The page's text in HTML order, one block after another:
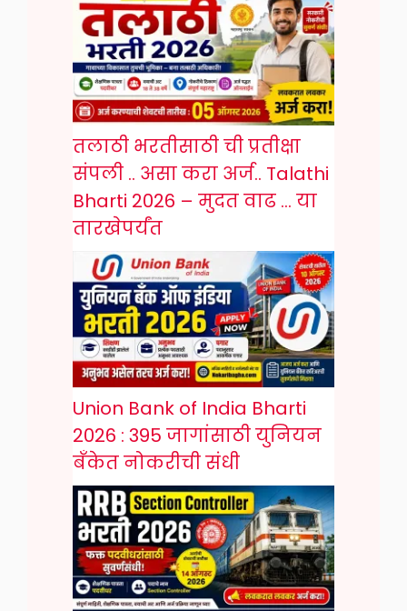
तलाठी भरतीसाठी ची प्रतीक्षा
संपली .. असा करा अर्ज.. Talathi
Bharti 2026 – मुदत वाढ … या
तारखेपर्यंत
Union Bank of India Bharti
2026 : 395 जागांसाठी युनियन
बँकेत नोकरीची संधी